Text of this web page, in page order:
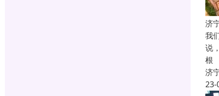
济
我
说
根
济
23-